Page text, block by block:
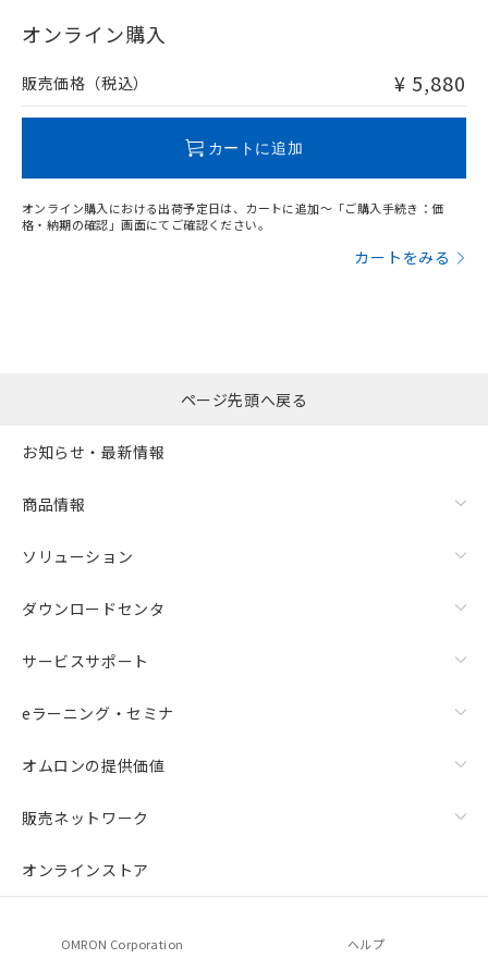
在庫等で未対応品が混在する可能性があります。
問い合わせください。
オンライン購入
販売価格（税込） ¥ 5,880
カートに追加
オンライン購入における出荷予定日は、カートに追加～「ご購入手続き：価
格・納期の確認」画面にてご確認ください。
カートをみる
ページ先頭へ戻る
お知らせ・最新情報
商品情報
ソリューション
ダウンロードセンタ
サービスサポート
eラーニング・セミナ
オムロンの提供価値
販売ネットワーク
オンラインストア
OMRON Corporation ヘルプ